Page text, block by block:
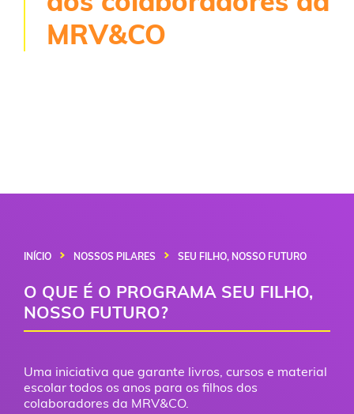
MRV&CO
INÍCIO NOSSOS PILARES SEU FILHO, NOSSO FUTURO
O QUE É O PROGRAMA SEU FILHO,
NOSSO FUTURO?
Uma iniciativa que garante livros, cursos e material
escolar todos os anos para os filhos dos
colaboradores da MRV&CO.